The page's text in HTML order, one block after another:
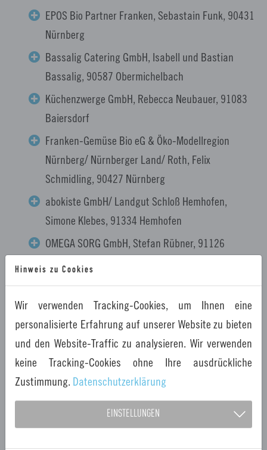
EPOS Bio Partner Franken, Sebastain Funk, 90431
Nürnberg
Bassalig Catering GmbH, Isabell und Bastian
Bassalig, 90587 Obermichelbach
Küchenzwerge GmbH, Rebecca Neubauer, 91083
Baiersdorf
Franken-Gemüse Bio eG & Öko-Modellregion
Nürnberg/ Nürnberger Land/ Roth, Felix
Schmidling, 90427 Nürnberg
abokiste GmbH/ Landgut Schloß Hemhofen,
Simone Klebes, 91334 Hemhofen
OMEGA SORG GmbH, Stefan Rübner, 91126
Rednitzhembach
Dazu: Kaffee und Kuchenbuffet - Kreiert und serviert
durch Betriebswirt:innen für Ernährungs- und
Versorgungsmanagement der Fachakademie für
Ernährungs- und Versorgungsmanagement Nürnberg
16:00 - Uhr Ende der Veranstaltung
Zielgruppe der Veranstaltung
„GeRTi tischt auf“ richtet sich an:
Hinweis zu Cookies
Wir verwenden Tracking-Cookies, um Ihnen eine
personalisierte Erfahrung auf unserer Website zu bieten
und den Website-Traffic zu analysieren. Wir verwenden
keine Tracking-Cookies ohne Ihre ausdrückliche
Zustimmung. Datenschutzerklärung
EINSTELLUNGEN